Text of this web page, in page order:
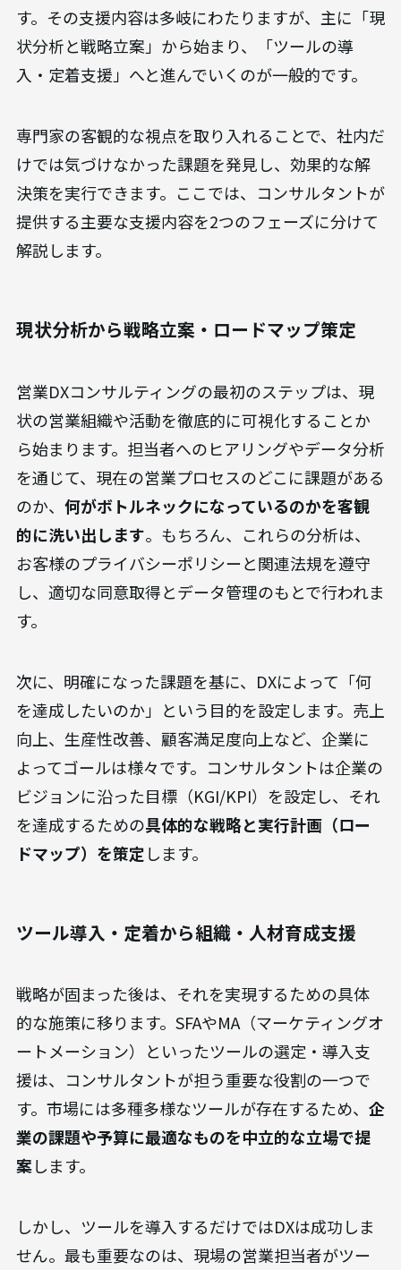
す。その支援内容は多岐にわたりますが、主に「現
状分析と戦略立案」から始まり、「ツールの導
入・定着支援」へと進んでいくのが一般的です。
専門家の客観的な視点を取り入れることで、社内だ
けでは気づけなかった課題を発見し、効果的な解
決策を実行できます。ここでは、コンサルタントが
提供する主要な支援内容を2つのフェーズに分けて
解説します。
現状分析から戦略立案・ロードマップ策定
営業DXコンサルティングの最初のステップは、現
状の営業組織や活動を徹底的に可視化することか
ら始まります。担当者へのヒアリングやデータ分析
を通じて、現在の営業プロセスのどこに課題がある
のか、 何がボトルネックになっているのかを客観
的に洗い出します。もちろん、これらの分析は、
お客様のプライバシーポリシーと関連法規を遵守
し、適切な同意取得とデータ管理のもとで行われま
す。
次に、明確になった課題を基に、DXによって「何
を達成したいのか」という目的を設定します。売上
向上、生産性改善、顧客満足度向上など、企業に
よってゴールは様々です。コンサルタントは企業の
ビジョンに沿った目標（KGI/KPI）を設定し、それ
を達成するための具体的な戦略と実行計画（ロー
ドマップ）を策定します。
ツール導入・定着から組織・人材育成支援
戦略が固まった後は、それを実現するための具体
的な施策に移ります。SFAやMA（マーケティングオ
ートメーション）といったツールの選定・導入支
援は、コンサルタントが担う重要な役割の一つで
す。市場には多種多様なツールが存在するため、 企
業の課題や予算に最適なものを中立的な立場で提
案します。
しかし、ツールを導入するだけではDXは成功しま
せん。最も重要なのは、現場の営業担当者がツー